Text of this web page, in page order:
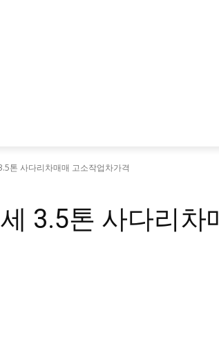
톤 사다리차매매 고소작업차가격
3.5톤 사다리차